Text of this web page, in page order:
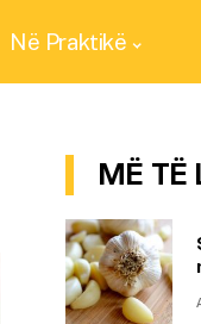
Në Praktikë
MË TË